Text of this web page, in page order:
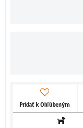
Pridať k Obľúbeným